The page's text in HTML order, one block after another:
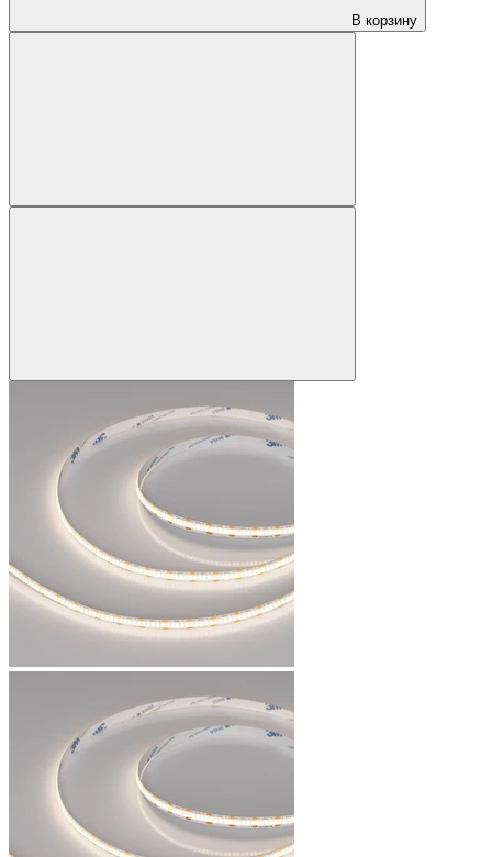
В корзину